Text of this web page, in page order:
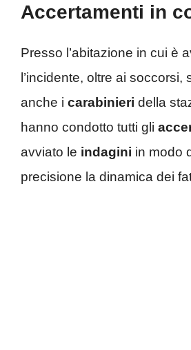
Accertamenti in
Presso l’abitazione in cui è
l’incidente, oltre ai soccorsi,
anche i carabinieri della
hanno condotto tutti gli
avviato le indagini in modo
precisione la dinamica dei